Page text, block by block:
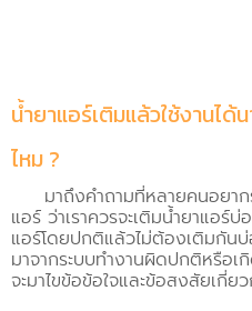
น้ำยาแอร์เติมแล้วใช้งานได้
ไหม ?
มาถึงคำถามที่หลายคนอยาก
แอร์ ว่าเราควรจะเติมน้ำยาแอร์
แอร์โดยปกติแล้วไม่ต้องเติมกัน
มาจากระบบทำงานผิดปกติหรือเ
จะมาไขข้อข้อใจและข้อสงสัยเกี่